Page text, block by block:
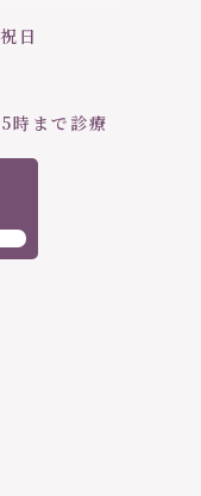
日
時まで診療